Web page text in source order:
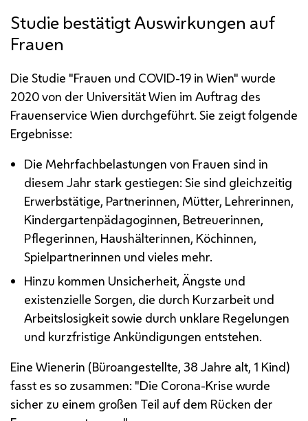
Studie bestätigt Auswirkungen auf
Frauen
Die Studie "Frauen und COVID-19 in Wien" wurde
2020 von der Universität Wien im Auftrag des
Frauenservice Wien durchgeführt. Sie zeigt folgende
Ergebnisse:
Die Mehrfachbelastungen von Frauen sind in
diesem Jahr stark gestiegen: Sie sind gleichzeitig
Erwerbstätige, Partnerinnen, Mütter, Lehrerinnen,
Kindergartenpädagoginnen, Betreuerinnen,
Pflegerinnen, Haushälterinnen, Köchinnen,
Spielpartnerinnen und vieles mehr.
Hinzu kommen Unsicherheit, Ängste und
existenzielle Sorgen, die durch Kurzarbeit und
Arbeitslosigkeit sowie durch unklare Regelungen
und kurzfristige Ankündigungen entstehen.
Eine Wienerin (Büroangestellte, 38 Jahre alt, 1 Kind)
fasst es so zusammen: "Die Corona-Krise wurde
sicher zu einem großen Teil auf dem Rücken der